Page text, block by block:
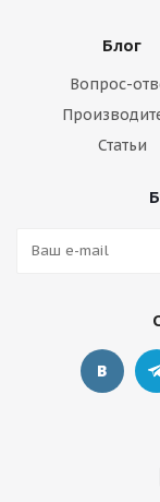
Блог
Вопрос-
Статьи